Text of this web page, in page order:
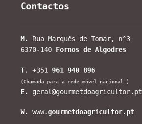
Contactos
M.
Rua Marquês de Tomar, n°3
6370-140 Fornos de Algodres
T. +351961 940 896
(Chamada para a rede móvel nacional.)
E. geral@gourmetdoagricultor.pt
W. www.gourmetdoagricultor.pt